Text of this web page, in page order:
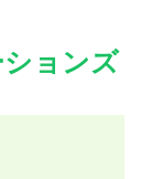
ョンズ